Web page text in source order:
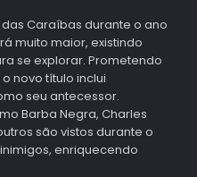
Caraíbas durante o ano
muito maior, existindo
se explorar. Prometendo
novo título inclui
seu antecessor.
Barba Negra, Charles
são vistos durante o
enriquecendo